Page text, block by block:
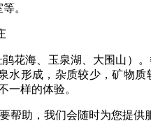
。
花海、玉泉湖、大围山）
形成，杂质较少，矿物
一样的体验。
帮助，我们会随时为您提供